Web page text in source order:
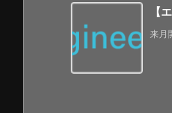
【
来月